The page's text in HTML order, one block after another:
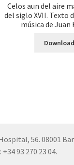
Celos aun del aire
del siglo XVII. Texto
música de Juan
Download
56. 08001
93 270 23 04.